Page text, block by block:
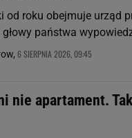
od roku obejmuje urząd
państwa
6 SIERPNIA 2026, 09:45
nie apartament.